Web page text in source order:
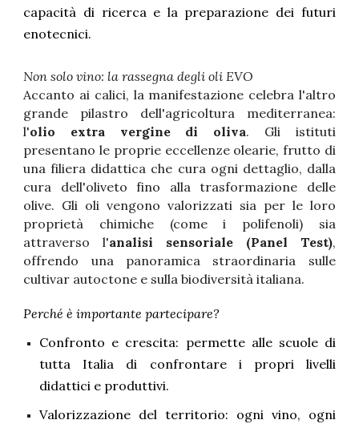
capacità di ricerca e la preparazione dei futuri
enotecnici.
Non solo vino: la rassegna degli oli EVO
Accanto ai calici, la manifestazione celebra l'altro
grande pilastro dell'agricoltura mediterranea:
l'olio extra vergine di oliva. Gli istituti
presentano le proprie eccellenze olearie, frutto di
una filiera didattica che cura ogni dettaglio, dalla
cura dell'oliveto fino alla trasformazione delle
olive. Gli oli vengono valorizzati sia per le loro
proprietà chimiche (come i polifenoli) sia
attraverso l'analisi sensoriale (Panel Test),
offrendo una panoramica straordinaria sulle
cultivar autoctone e sulla biodiversità italiana.
Perché è importante partecipare?
Confronto e crescita: permette alle scuole di
tutta Italia di confrontare i propri livelli
didattici e produttivi.
Valorizzazione del territorio: ogni vino, ogni